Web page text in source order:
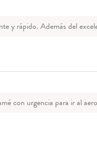
y rápido. Además del
con urgencia para ir al